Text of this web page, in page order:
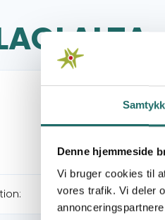
Denne hjemmeside
Vi bruger cookies til
vores trafik. Vi deler